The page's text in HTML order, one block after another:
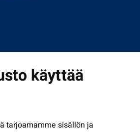
käyttää
tarjoamamme sisällön ja